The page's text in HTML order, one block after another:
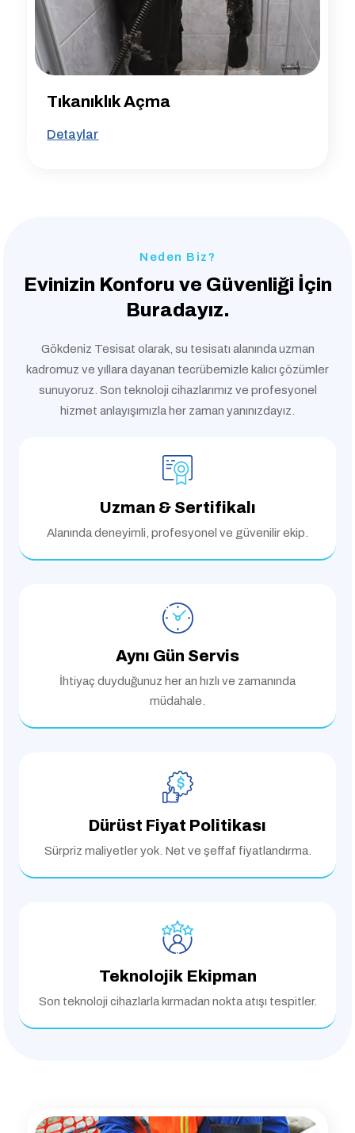
Tıkanıklık Açma
Detaylar
Neden Biz?
Evinizin Konforu ve Güvenliği İçin
Buradayız.
Gökdeniz Tesisat olarak, su tesisatı alanında uzman
kadromuz ve yıllara dayanan tecrübemizle kalıcı çözümler
sunuyoruz. Son teknoloji cihazlarımız ve profesyonel
hizmet anlayışımızla her zaman yanınızdayız.
Uzman & Sertifikalı
Alanında deneyimli, profesyonel ve güvenilir ekip.
Aynı Gün Servis
İhtiyaç duyduğunuz her an hızlı ve zamanında
müdahale.
Dürüst Fiyat Politikası
Sürpriz maliyetler yok. Net ve şeffaf fiyatlandırma.
Teknolojik Ekipman
Son teknoloji cihazlarla kırmadan nokta atışı tespitler.